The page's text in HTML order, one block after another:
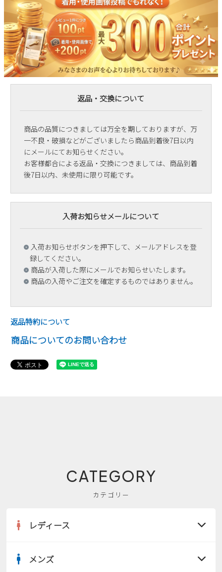
返品・交換について
商品の品質につきましては万全を期しておりますが、万
一不良・破損などがございましたら商品到着後7日以内
にメールにてお知らせください。
お客様都合による返品・交換につきましては、商品到着
後7日以内、未使用に限り可能です。
入荷お知らせメールについて
入荷お知らせボタンを押下して、メールアドレスを登
録してください。
商品が入荷した際にメールでお知らせいたします。
商品の入荷やご注文を確定するものではありません。
返品特約について
商品についてのお問い合わせ
CATEGORY
カテゴリー
レディース
メンズ